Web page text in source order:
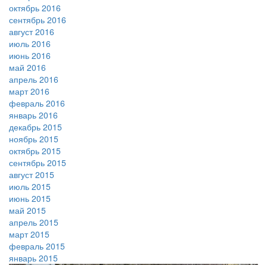
октябрь 2016
сентябрь 2016
август 2016
июль 2016
июнь 2016
май 2016
апрель 2016
март 2016
февраль 2016
январь 2016
декабрь 2015
ноябрь 2015
октябрь 2015
сентябрь 2015
август 2015
июль 2015
июнь 2015
май 2015
апрель 2015
март 2015
февраль 2015
январь 2015